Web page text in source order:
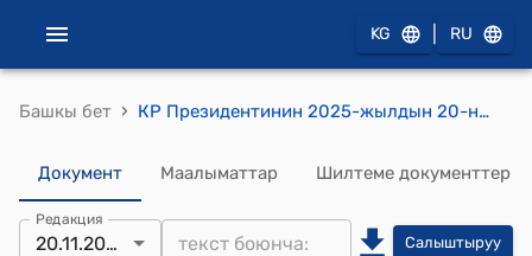
KG RU
Башкы бет › КР Президентинин 2025-жылдын 20-ноябрындагы № 324 "Кыргыз Республикасынын Президентинин 2001-жылдын 10-февралындагы № 56 "Кыргыз Республикасынын укук маалыматтарынын борбордоштурулган банкын түзүү боюнча чаралар жөнүндө" Жарлыгына өзгөртүү киргизүү тууралуу" Жарлыгы
Документ Маалыматтар Шилтеме документтер
Редакция
20.11.2025 Салыштыруу